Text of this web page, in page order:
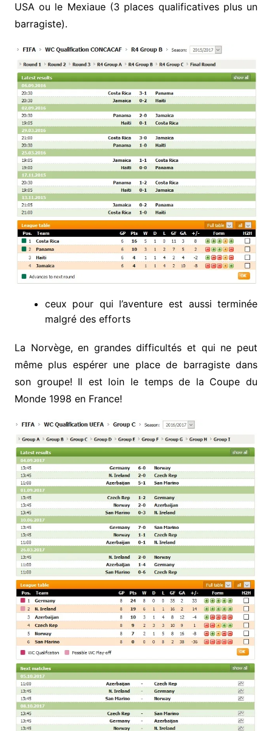
USA ou le Mexiaue (3 places qualificatives plus un
barragiste).
ceux pour qui l’aventure est aussi terminée
malgré des efforts
La Norvège, en grandes difficultés et qui ne peut
même plus espérer une place de barragiste dans
son groupe! Il est loin le temps de la Coupe du
Monde 1998 en France!